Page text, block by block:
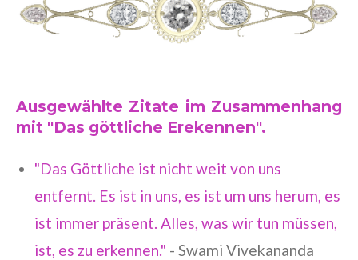
Ausgewählte Zitate im Zusammenhang
mit "Das göttliche Erekennen".
"Das Göttliche ist nicht weit von uns
entfernt. Es ist in uns, es ist um uns herum, es
ist immer präsent. Alles, was wir tun müssen,
ist, es zu erkennen." - Swami Vivekananda